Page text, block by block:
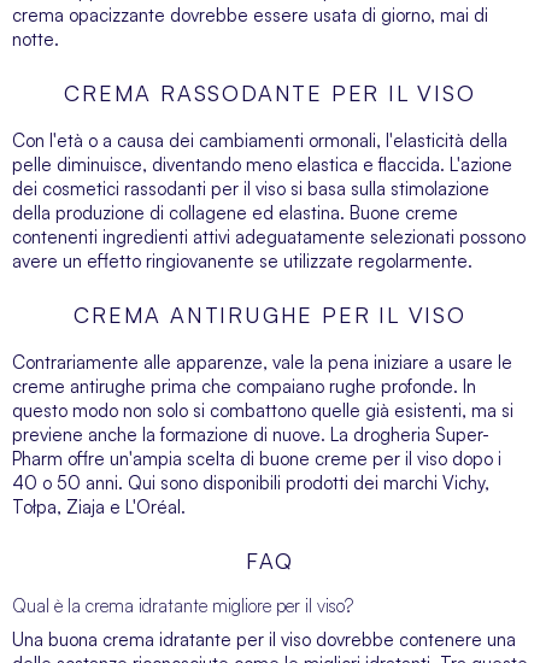
crema opacizzante dovrebbe essere usata di giorno, mai di
notte.
CREMA RASSODANTE PER IL VISO
Con l'età o a causa dei cambiamenti ormonali, l'elasticità della
pelle diminuisce, diventando meno elastica e flaccida. L'azione
dei cosmetici rassodanti per il viso si basa sulla stimolazione
della produzione di collagene ed elastina. Buone creme
contenenti ingredienti attivi adeguatamente selezionati possono
avere un effetto ringiovanente se utilizzate regolarmente.
CREMA ANTIRUGHE PER IL VISO
Contrariamente alle apparenze, vale la pena iniziare a usare le
creme antirughe prima che compaiano rughe profonde. In
questo modo non solo si combattono quelle già esistenti, ma si
previene anche la formazione di nuove. La drogheria Super-
Pharm offre un'ampia scelta di buone creme per il viso dopo i
40 o 50 anni. Qui sono disponibili prodotti dei marchi Vichy,
Tołpa, Ziaja e L'Oréal.
FAQ
Qual è la crema idratante migliore per il viso?
Una buona crema idratante per il viso dovrebbe contenere una